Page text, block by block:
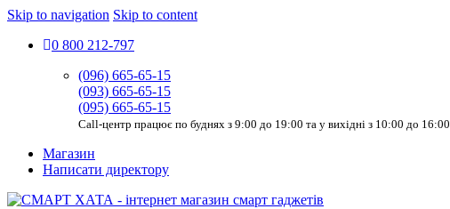
Skip to navigation Skip to content
0 800 212-797
(096) 665-65-15
(093) 665-65-15
(095) 665-65-15
Call-центр працює по буднях з 9:00 до 19:00 та у вихідні з 10:00 до 16:00
Магазин
Написати директору